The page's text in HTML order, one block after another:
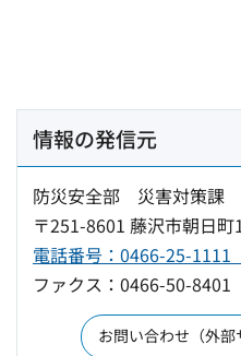
情報の発信元
防災安全部 災害対策課
〒251-8601 藤沢市朝日
電話番号：0466-25-1111
ファクス：0466-50-8401
お問い合わせ（外部